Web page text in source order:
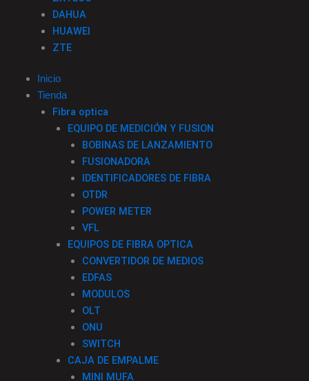
DAHUA
HUAWEI
ZTE
Inicio
Tienda
Fibra optica
EQUIPO DE MEDICIÓN Y FUSION
BOBINAS DE LANZAMIENTO
FUSIONADORA
IDENTIFICADORES DE FIBRA
OTDR
POWER METER
VFL
EQUIPOS DE FIBRA OPTICA
CONVERTIDOR DE MEDIOS
EDFAS
MODULOS
OLT
ONU
SWITCH
CAJA DE EMPALME
MINI MUFA